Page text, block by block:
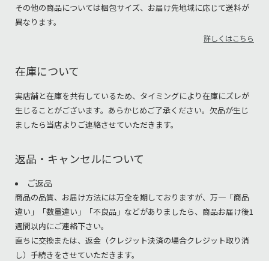
その他の商品については梱包サイズ、お届け先地域に応じて送料が
異なります。
詳しくはこちら
在庫について
実店舗と在庫を共有しているため、タイミングにより在庫にズレが
生じることがございます。あらかじめご了承ください。欠品が生じ
ましたら当店よりご連絡させていただきます。
返品・キャンセルについて
ご返品
商品の品質、お届け方法には万全を期しておりますが、万一「商品
違い」「数量違い」「不良品」などがありましたら、商品お届け後1
週間以内にご連絡下さい。
直ちに交換または、返金（クレジット決済の場合クレジット取り消
し）手続きをさせていただきます。